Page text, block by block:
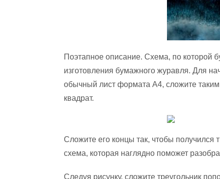
Поэтапное описание. Схема, по которой
изготовления бумажного журавля. Для
обычный лист формата А4, сложите
квадрат.
Сложите его концы так, чтобы получился
схема, которая наглядно поможет
Следуя рисунку, сложите треугольник